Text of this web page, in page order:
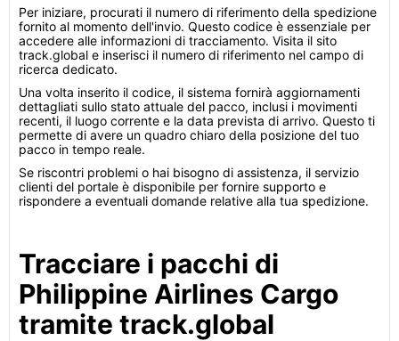
Per iniziare, procurati il numero di riferimento della spedizione
fornito al momento dell'invio. Questo codice è essenziale per
accedere alle informazioni di tracciamento. Visita il sito
track.global e inserisci il numero di riferimento nel campo di
ricerca dedicato.
Una volta inserito il codice, il sistema fornirà aggiornamenti
dettagliati sullo stato attuale del pacco, inclusi i movimenti
recenti, il luogo corrente e la data prevista di arrivo. Questo ti
permette di avere un quadro chiaro della posizione del tuo
pacco in tempo reale.
Se riscontri problemi o hai bisogno di assistenza, il servizio
clienti del portale è disponibile per fornire supporto e
rispondere a eventuali domande relative alla tua spedizione.
Tracciare i pacchi di
Philippine Airlines Cargo
tramite track.global